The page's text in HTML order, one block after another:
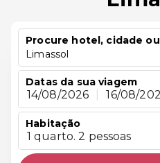
Procure hotel, cidade
Limassol
Datas da sua viagem
14/08/2026 16/08/
Habitação
1 quarto. 2 pessoas